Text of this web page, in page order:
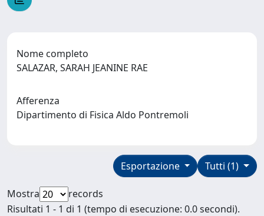
Nome completo
SALAZAR, SARAH JEANINE RAE
Afferenza
Dipartimento di Fisica Aldo Pontremoli
Tutti (1)
Esportazione
Mostra
records
Risultati 1 - 1 di 1 (tempo di esecuzione: 0.0 secondi).